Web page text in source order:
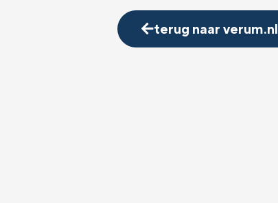
terug naar verum.nl